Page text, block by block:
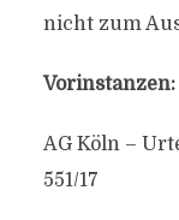
nicht zum
Vorinstanzen:
AG Köln –
551/17